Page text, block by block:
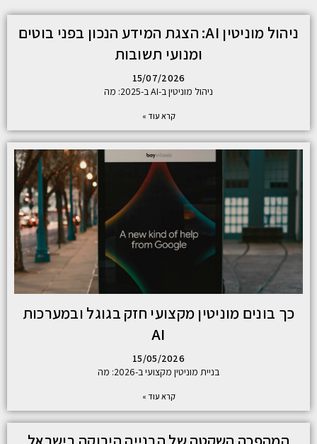
ניהול מוניטין AI: הצגת המידע הנכון בפני בוטים
ומנועי תשובות
15/07/2026
ניהול מוניטין ב-AI ב-2025: מה
קרא עוד »
כך בונים מוניטין מקצועי חזק בגוגל ובמערכות
AI
15/05/2026
בניית מוניטין מקצועי ב-2026: מה
קרא עוד »